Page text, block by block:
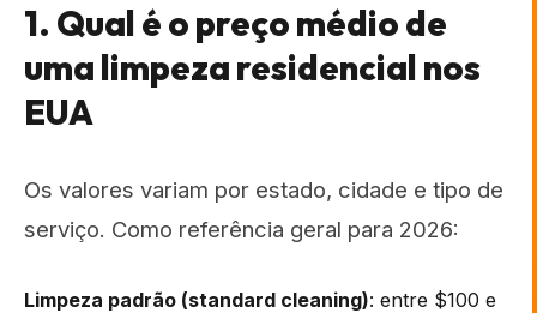
1. Qual é o preço médio de
uma limpeza residencial nos
EUA
Os valores variam por estado, cidade e tipo de
serviço. Como referência geral para 2026:
Limpeza padrão (standard cleaning): entre $100 e